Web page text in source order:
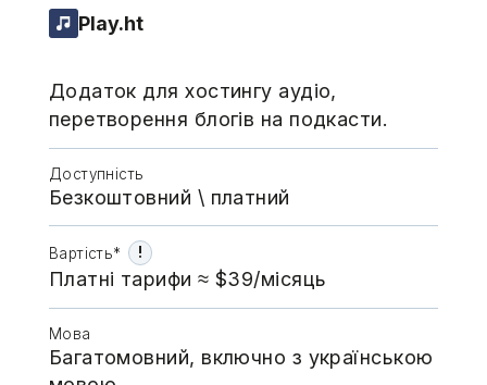
Play.ht
Додаток для хостингу аудіо,
перетворення блогів на подкасти.
Доступність
Безкоштовний \​​​​ платний
Вартість* !
Платні тарифи ≈ $39/місяць
Мова
Багатомовний, включно з українською